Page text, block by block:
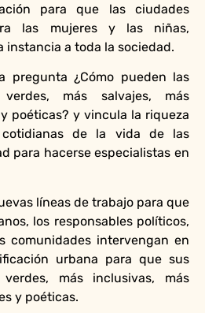
para que las ciudades
las mujeres y las niñas,
instancia a toda la sociedad.
pregunta ¿Cómo pueden las
más salvajes, más
poéticas? y vincula la riqueza
de la vida de las
para hacerse especialistas en
líneas de trabajo para que
los responsables políticos,
comunidades intervengan en
urbana para que sus
más inclusivas, más
y poéticas.